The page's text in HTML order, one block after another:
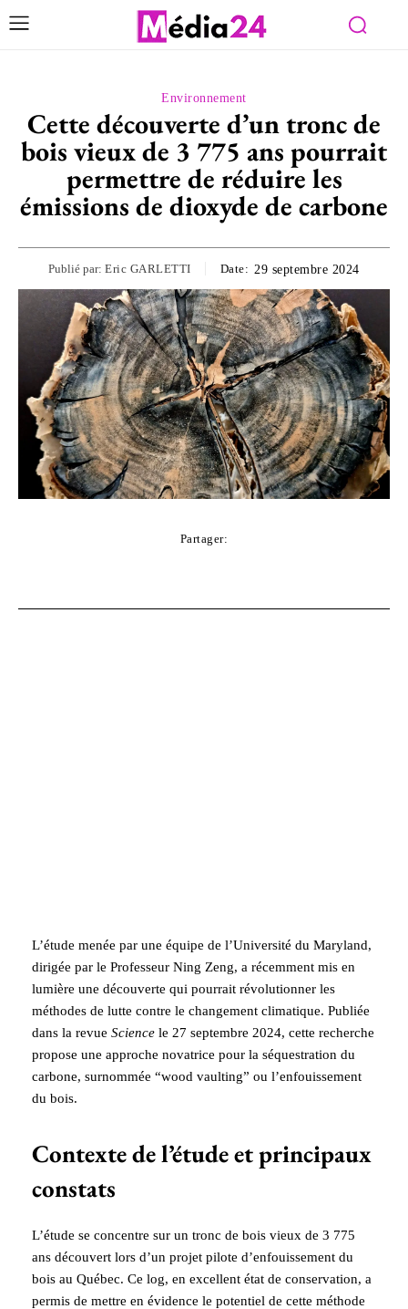
Environnement
Cette découverte d’un tronc de
bois vieux de 3 775 ans pourrait
permettre de réduire les
émissions de dioxyde de carbone
Publié par: Eric GARLETTI Date: 29 septembre 2024
Partager:
L’étude menée par une équipe de l’Université du Maryland,
dirigée par le Professeur Ning Zeng, a récemment mis en
lumière une découverte qui pourrait révolutionner les
méthodes de lutte contre le changement climatique. Publiée
dans la revue Science le 27 septembre 2024, cette recherche
propose une approche novatrice pour la séquestration du
carbone, surnommée “wood vaulting” ou l’enfouissement
du bois.
Contexte de l’étude et principaux
constats
L’étude se concentre sur un tronc de bois vieux de 3 775
ans découvert lors d’un projet pilote d’enfouissement du
bois au Québec. Ce log, en excellent état de conservation, a
permis de mettre en évidence le potentiel de cette méthode